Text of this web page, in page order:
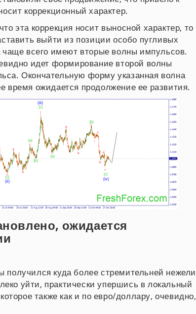
коррекционный характер.
эта коррекция носит выносной характер, то
выйти из позиции особо пугливых
чаще всего имеют вторые волны импульсов.
идет формирование второй волны
Окончательную форму указанная волна
ожидается продолжение ее развития.
ожидается
куда более стремительней нежели
уйти, практически упершись в локальный
также как и по евро/доллару, очевидно,